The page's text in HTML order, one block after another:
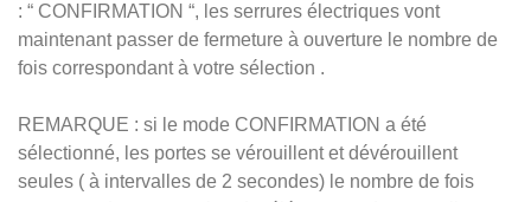
: “ CONFIRMATION “, les serrures électriques vont
maintenant passer de fermeture à ouverture le nombre de
fois correspondant à votre sélection .
REMARQUE : si le mode CONFIRMATION a été
sélectionné, les portes se vérouillent et dévérouillent
seules ( à intervalles de 2 secondes) le nombre de fois